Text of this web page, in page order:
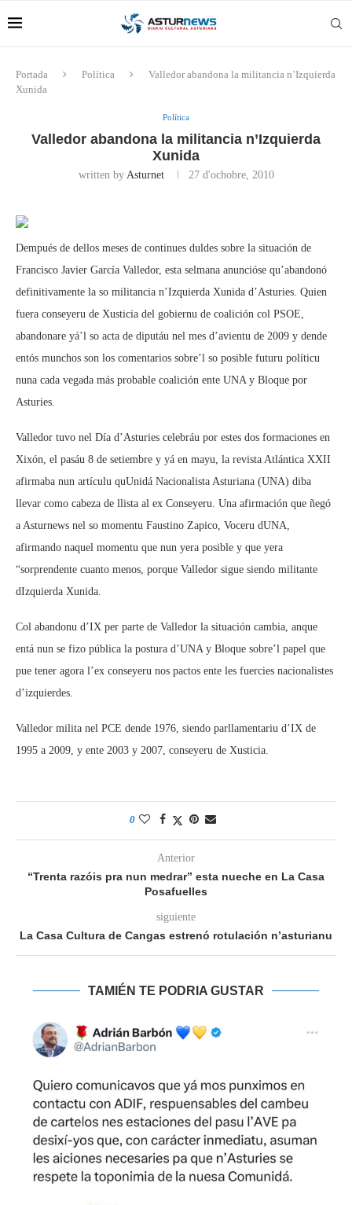
Portada Política
Valledor abandona la militancia n’Izquierda
Xunida
Política
Valledor abandona la militancia n’Izquierda
Xunida
written by Asturnet 27 d'ochobre, 2010
Dempués de dellos meses de continues duldes sobre la situación de
Francisco Javier García Valledor, esta selmana anuncióse qu’abandonó
definitivamente la so militancia n’Izquierda Xunida d’Asturies. Quien
fuera conseyeru de Xusticia del gobiernu de coalición col PSOE,
abandonare yá’l so acta de diputáu nel mes d’avientu de 2009 y dende
entós munchos son los comentarios sobre’l so posible futuru políticu
nuna cada vegada más probable coalición ente UNA y Bloque por
Asturies.
Valledor tuvo nel Día d’Asturies celebráu por estes dos formaciones en
Xixón, el pasáu 8 de setiembre y yá en mayu, la revista Atlántica XXII
afirmaba nun artículu quUnidá Nacionalista Asturiana (UNA) diba
llevar como cabeza de llista al ex Conseyeru. Una afirmación que ñegó
a Asturnews nel so momentu Faustino Zapico, Voceru dUNA,
afirmando naquel momentu que nun yera posible y que yera
“sorprendente cuanto menos, porque Valledor sigue siendo militante
dIzquierda Xunida.
Col abandonu d’IX per parte de Valledor la situación cambia, anque
entá nun se fizo pública la postura d’UNA y Bloque sobre’l papel que
pue tener agora l’ex conseyeru nos pactos ente les fuercies nacionalistes
d’izquierdes.
Valledor milita nel PCE dende 1976, siendo parllamentariu d’IX de
1995 a 2009, y ente 2003 y 2007, conseyeru de Xusticia.
0
Anterior
“Trenta razóis pra nun medrar” esta nueche en La Casa
Posafuelles
siguiente
La Casa Cultura de Cangas estrenó rotulación n’asturianu
TAMIÉN TE PODRIA GUSTAR